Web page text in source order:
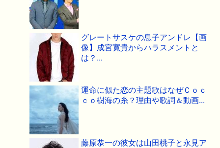
グレートサスケの息子アンドレ【画
像】成宮寛貴からハラスメントと
は？...
運命に似た恋の主題歌はなぜＣｏｃ
ｃｏ樹海の糸？理由や歌詞＆動画...
藤原恭一の彼女は山田桃子と永見ア